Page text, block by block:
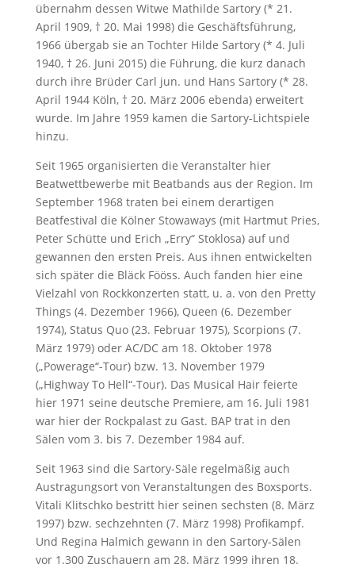
übernahm dessen Witwe Mathilde Sartory (* 21.
April 1909, † 20. Mai 1998) die Geschäftsführung,
1966 übergab sie an Tochter Hilde Sartory (* 4. Juli
1940, † 26. Juni 2015) die Führung, die kurz danach
durch ihre Brüder Carl jun. und Hans Sartory (* 28.
April 1944 Köln, † 20. März 2006 ebenda) erweitert
wurde. Im Jahre 1959 kamen die Sartory-Lichtspiele
hinzu.
Seit 1965 organisierten die Veranstalter hier
Beatwettbewerbe mit Beatbands aus der Region. Im
September 1968 traten bei einem derartigen
Beatfestival die Kölner Stowaways (mit Hartmut Pries,
Peter Schütte und Erich „Erry“ Stoklosa) auf und
gewannen den ersten Preis. Aus ihnen entwickelten
sich später die Bläck Fööss. Auch fanden hier eine
Vielzahl von Rockkonzerten statt, u. a. von den Pretty
Things (4. Dezember 1966), Queen (6. Dezember
1974), Status Quo (23. Februar 1975), Scorpions (7.
März 1979) oder AC/DC am 18. Oktober 1978
(„Powerage“-Tour) bzw. 13. November 1979
(„Highway To Hell“-Tour). Das Musical Hair feierte
hier 1971 seine deutsche Premiere, am 16. Juli 1981
war hier der Rockpalast zu Gast. BAP trat in den
Sälen vom 3. bis 7. Dezember 1984 auf.
Seit 1963 sind die Sartory-Säle regelmäßig auch
Austragungsort von Veranstaltungen des Boxsports.
Vitali Klitschko bestritt hier seinen sechsten (8. März
1997) bzw. sechzehnten (7. März 1998) Profikampf.
Und Regina Halmich gewann in den Sartory-Sälen
vor 1.300 Zuschauern am 28. März 1999 ihren 18.